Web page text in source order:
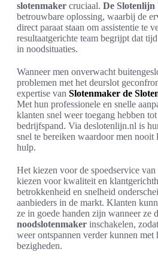
slotenmaker cruciaal. De Slotenlijn
betrouwbare oplossing, waarbij de
direct paraat staan om assistentie te
resultaatgerichte team begrijpt dat
in noodsituaties.
Wanneer men onverwacht
problemen met het deurslot
expertise van Slotenmaker de
Met hun professionele en snelle
klanten snel weer toegang hebben
bedrijfspand. Via deslotenlijn.nl is
snel te bereiken waardoor men nooit
hulp.
Het kiezen voor de spoedservice van
kiezen voor kwaliteit en
betrokkenheid en snelheid
aanbieders in de markt. Klanten
ze in goede handen zijn wanneer ze
noodslotenmaker inschakelen,
weer ontspannen verder kunnen met
bezigheden.